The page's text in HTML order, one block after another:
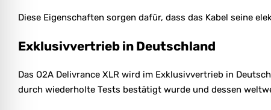
Diese Eigenschaften sorgen dafür, dass das Kabel seine
Exklusivvertrieb in Deutschland
Das O2A Delivrance XLR wird im Exklusivvertrieb in
durch wiederholte Tests bestätigt wurde und dessen